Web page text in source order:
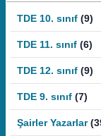
TDE 10. sınıf (9)
TDE 11. sınıf (6)
TDE 12. sınıf (9)
TDE 9. sınıf (7)
Şairler Yazarlar